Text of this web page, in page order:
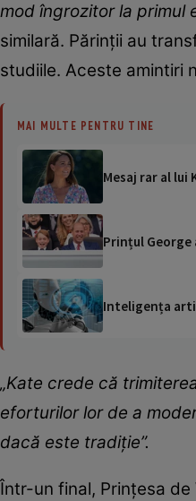
mod îngrozitor la primul
similară. Părinții au
studiile. Aceste amintiri
MAI MULTE PENTRU TINE
Mesaj rar al lui
Prințul
Inteligența
„Kate crede că
eforturilor lor de a
dacă este tradiție”.
Într-un final, Prințesa